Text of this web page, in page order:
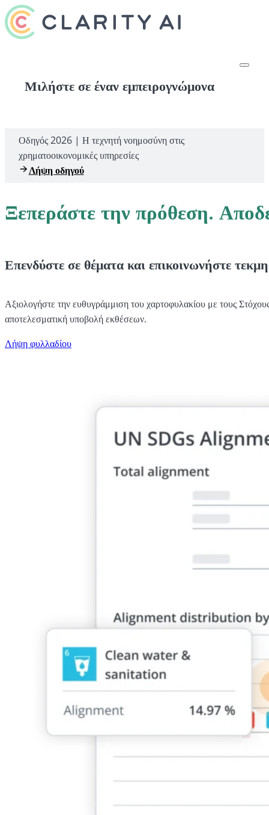
Μιλήστε σε έναν εμπειρογνώμονα
Οδηγός 2026 | Η τεχνητή νοημοσύνη στις
χρηματοοικονομικές υπηρεσίες
Λήψη οδηγού
Ξεπεράστε την πρόθεση.
Επενδύστε σε θέματα και επικοινωνήστε
Αξιολογήστε την ευθυγράμμιση του χαρτοφυλακίου με τους
αποτελεσματική υποβολή εκθέσεων.
Λήψη φυλλαδίου